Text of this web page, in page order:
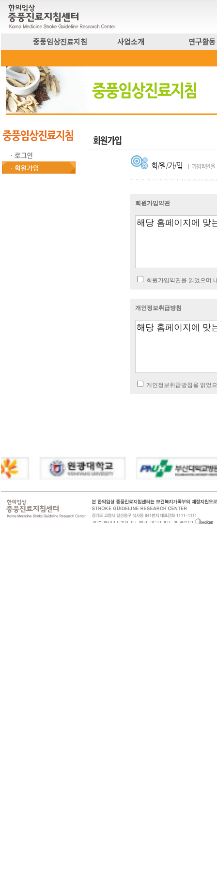
중풍임상진료지침 사업소개 연구활동
회원가입약관
회원가입약관을 읽었으며
개인정보취급방침
개인정보취급방침을 읽었